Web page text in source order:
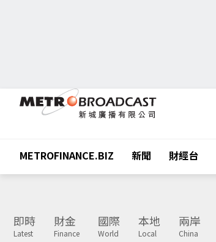
METROFINANCE.BIZ 新聞 財經台
即時
Latest
財金
Finance
國際
World
本地
Local
兩岸
China